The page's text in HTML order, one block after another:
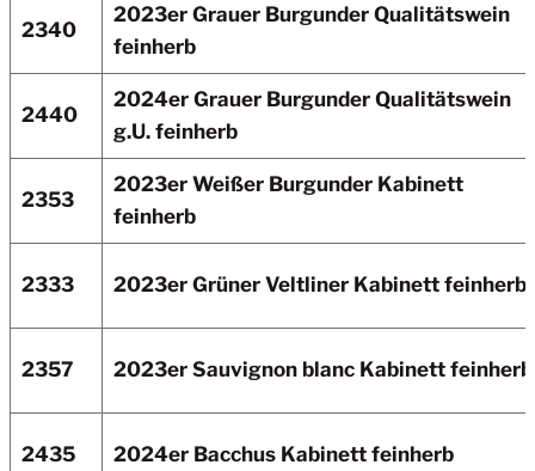
2340
2023er Grauer Burgunder Qualitätswein
feinherb
2440
2024er Grauer Burgunder Qualitätswein
g.U. feinherb
2353
2023er Weißer Burgunder Kabinett
feinherb
2333 2023er Grüner Veltliner Kabinett feinherb
2357 2023er Sauvignon blanc Kabinett feinherb
2435 2024er Bacchus Kabinett feinherb